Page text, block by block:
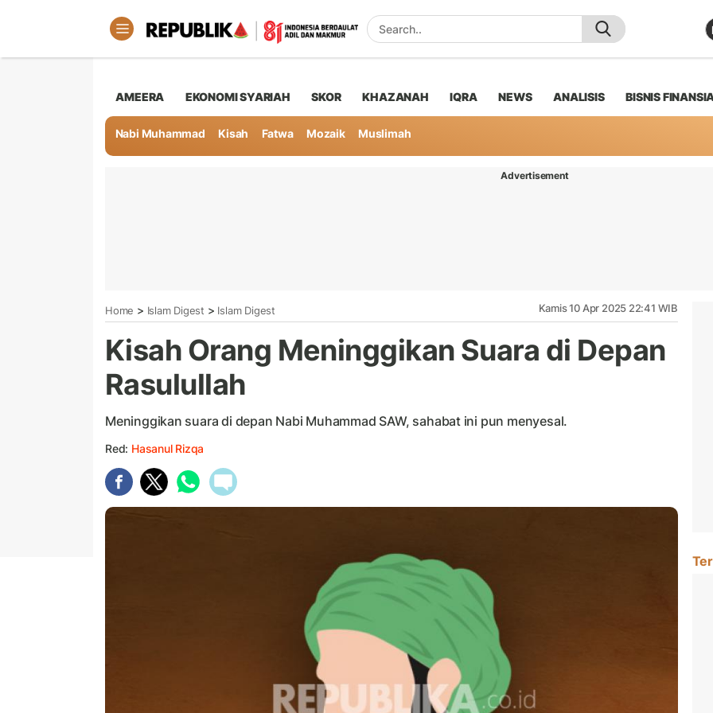
AMEERA EKONOMI SYARIAH SKOR KHAZANAH IQRA NEWS ANALISIS BISNIS
Nabi Muhammad Kisah Fatwa Mozaik Muslimah
Advertisement
Home > Islam Digest > Islam Digest Kamis 10 Apr 2025 22:41 WIB
Kisah Orang Meninggikan Suara di Depan
Rasulullah
Meninggikan suara di depan Nabi Muhammad SAW, sahabat ini pun menyesal.
Red: Hasanul Rizqa